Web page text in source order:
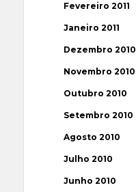
Fevereiro 2011
Janeiro 2011
Dezembro 2010
Novembro 2010
Outubro 2010
Setembro 2010
Agosto 2010
Julho 2010
Junho 2010